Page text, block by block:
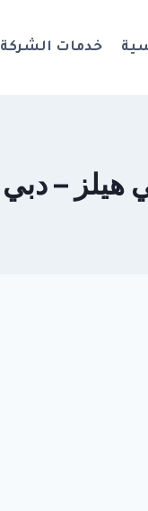
خدمات الشركة
0564777188